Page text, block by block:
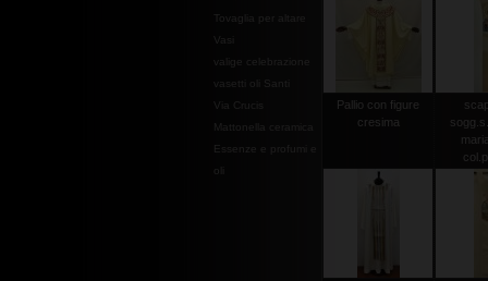
valige celebrazione
Mattonella ceramica
Essenze e profumi e
Pallio con figure
cresima